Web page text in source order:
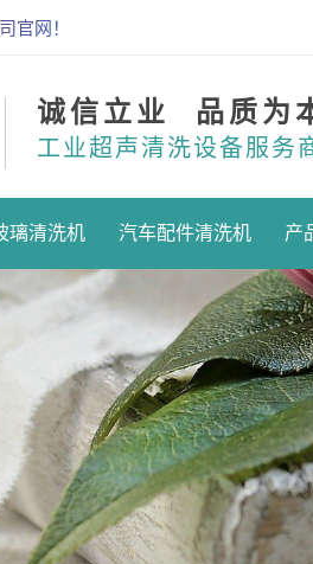
官网！
诚信立业 品质为
工业超声清洗设备服务
璃清洗机 汽车配件清洗机 产